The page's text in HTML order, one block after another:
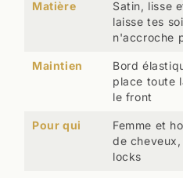
Matière
Satin, lisse
laisse tes
n'accroche
Maintien
Bord
place toute
le front
Pour qui
Femme et
de
locks